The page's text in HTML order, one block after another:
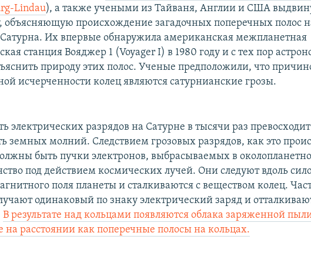
Lindau), а также учеными из Тайваня, Англии и США
объясняющую происхождение загадочных поперечных полос
Их впервые обнаружила американская межпланетная
станция Вояджер 1 (Voyager I) в 1980 году и с тех пор
природу этих полос. Ученые предположили, что
исчерченности колец являются сатурнианские грозы.
электрических разрядов на Сатурне в тысячи раз превосходит
земных молний. Следствием грозовых разрядов, как это
быть пучки электронов, выбрасываемых в
под действием космических лучей. Они следуют вдоль
поля планеты и сталкиваются с веществом колец.
одинаковый по знаку электрический заряд и
В результате над кольцами появляются облака заряженной
расстоянии как поперечные полосы на кольцах.